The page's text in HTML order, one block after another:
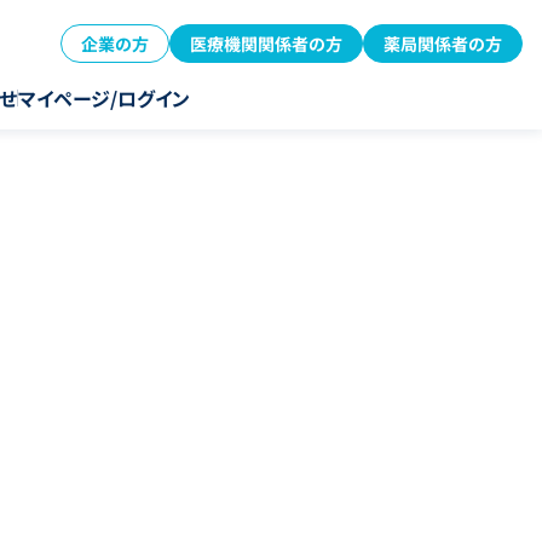
企業の方 医療機関関係者の方 薬局関係者の方
マイページ/ログイン